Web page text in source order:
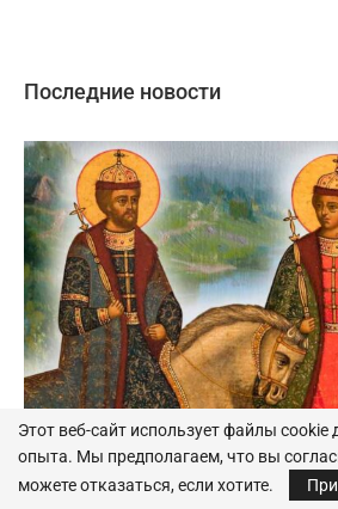
Последние новости
Даты и люди: 6 августа
Этот веб-сайт использует файлы
опыта. Мы предполагаем, что вы
можете отказаться, если хотите.